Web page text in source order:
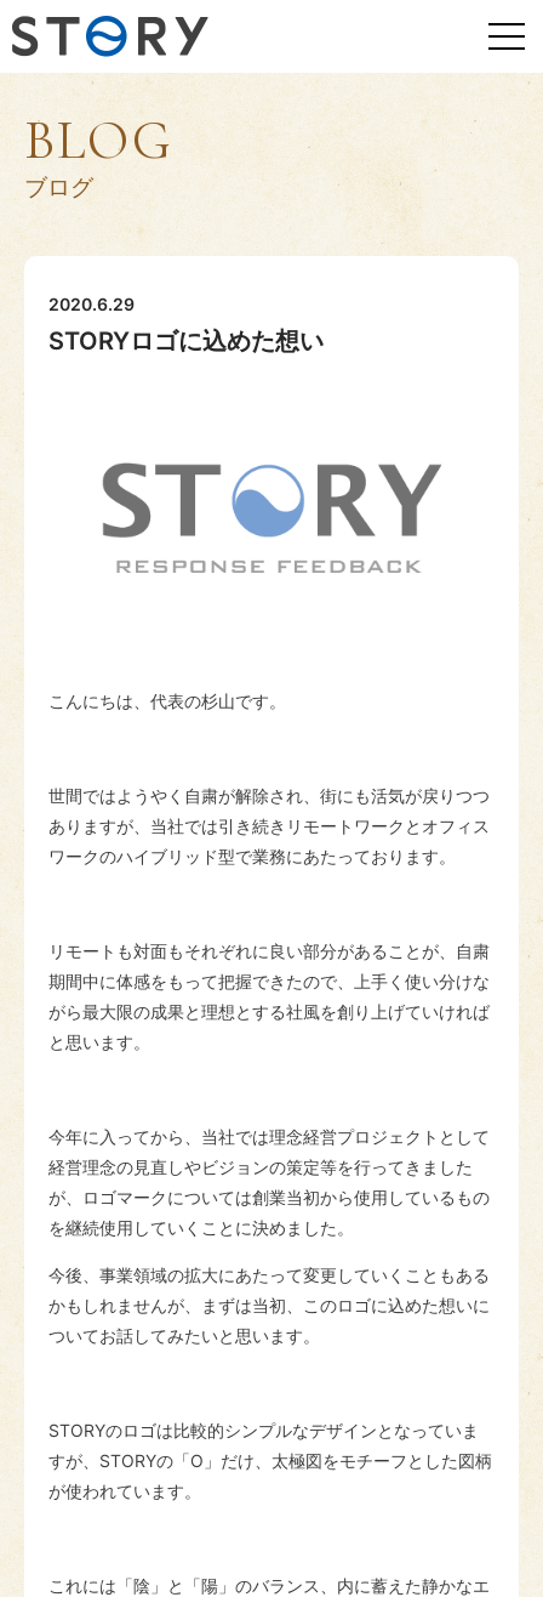
BLOG
ブログ
2020.6.29
STORYロゴに込めた想い
こんにちは、代表の杉山です。
世間ではようやく自粛が解除され、街にも活気が戻りつつ
ありますが、当社では引き続きリモートワークとオフィス
ワークのハイブリッド型で業務にあたっております。
リモートも対面もそれぞれに良い部分があることが、自粛
期間中に体感をもって把握できたので、上手く使い分けな
がら最大限の成果と理想とする社風を創り上げていければ
と思います。
今年に入ってから、当社では理念経営プロジェクトとして
経営理念の見直しやビジョンの策定等を行ってきました
が、ロゴマークについては創業当初から使用しているもの
を継続使用していくことに決めました。
今後、事業領域の拡大にあたって変更していくこともある
かもしれませんが、まずは当初、このロゴに込めた想いに
ついてお話してみたいと思います。
STORYのロゴは比較的シンプルなデザインとなっていま
すが、STORYの「O」だけ、太極図をモチーフとした図柄
が使われています。
これには 「陰」と「陽」のバランス、内に蓄えた静かなエ